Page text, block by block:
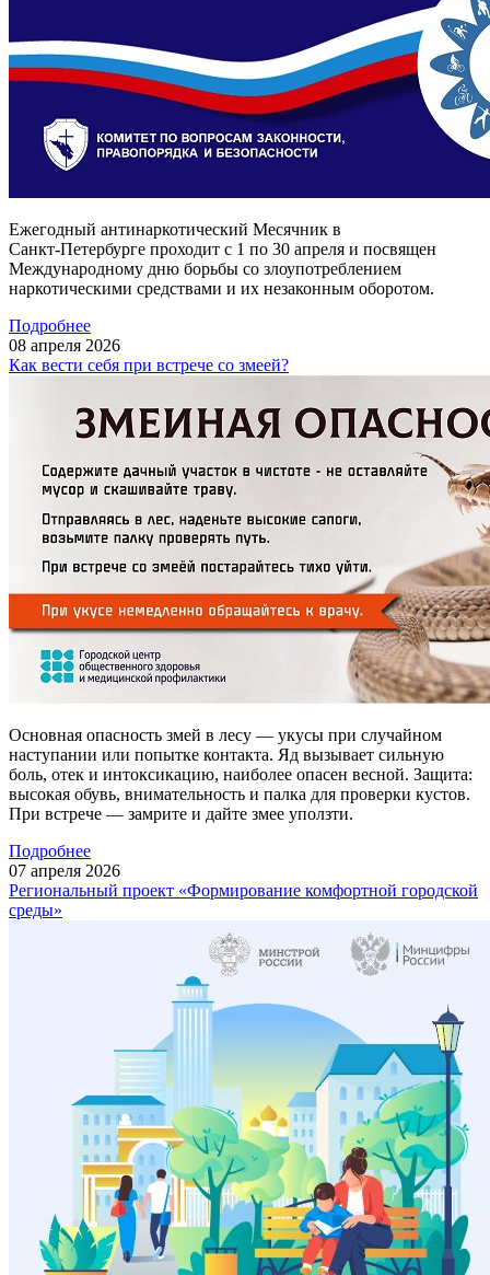
Ежегодный антинаркотический Месячник в
Санкт‑Петербурге проходит с 1 по 30 апреля и посвящен
Международному дню борьбы со злоупотреблением
наркотическими средствами и их незаконным оборотом.
Подробнее
08 апреля 2026
Как вести себя при встрече со змеей?
Основная опасность змей в лесу — укусы при случайном
наступании или попытке контакта. Яд вызывает сильную
боль, отек и интоксикацию, наиболее опасен весной. Защита:
высокая обувь, внимательность и палка для проверки кустов.
При встрече — замрите и дайте змее уползти.
Подробнее
07 апреля 2026
Региональный проект «Формирование комфортной городской
среды»